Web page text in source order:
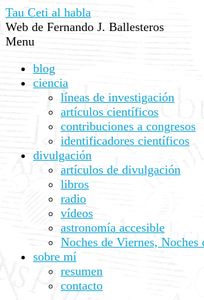
Tau Ceti al habla
Web de Fernando J. Ballesteros
Menu
blog
ciencia
líneas de investigación
artículos científicos
contribuciones a congresos
identificadores científicos
divulgación
artículos de divulgación
libros
radio
vídeos
astronomía accesible
Noches de Viernes, Noches
sobre mí
resumen
contacto